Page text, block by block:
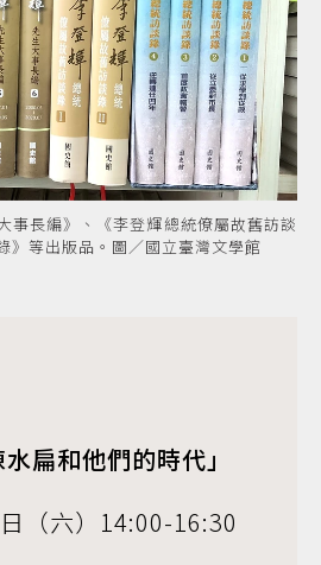
事長編》、《李登輝總統僚屬故舊訪談
》等出版品。圖／國立臺灣文學館
水扁和他們的時代」
（六）14:00-16:30